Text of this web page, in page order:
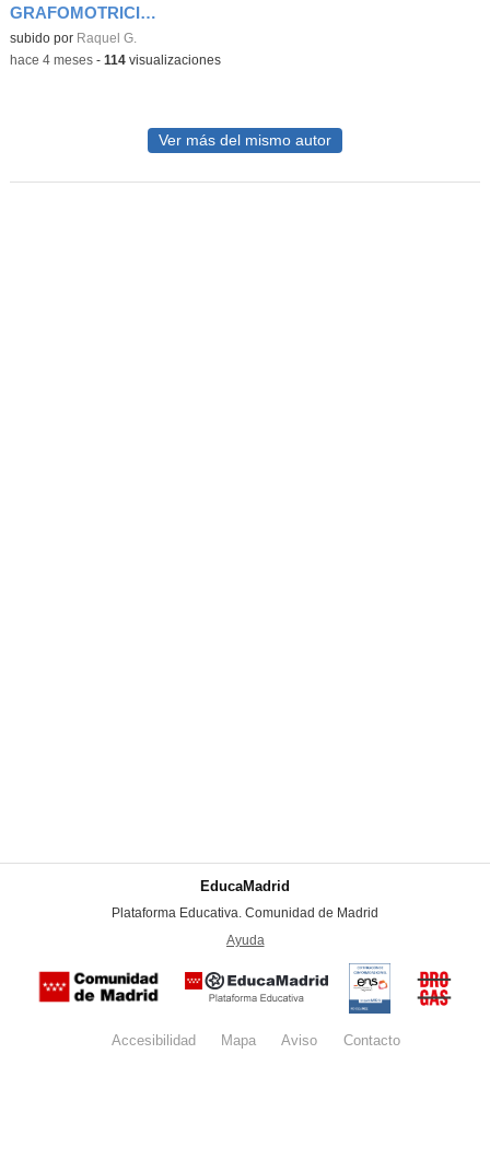
GRAFOMOTRICIDAD EN LA ARENA
Contenido educativo.
subido por Raquel G.
-hace 4 meses- 114visualizaciones
Ver más del mismo autor
EducaMadrid
Plataforma Educativa. Comunidad de Madrid
Ayuda
Certificación
conformidad
con el
Nacional de
Seguridad
del
Accesibilidad Mapa Aviso legalContacto